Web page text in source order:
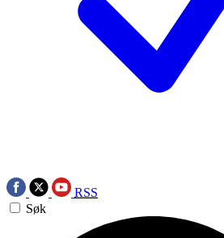
RSS
Søk